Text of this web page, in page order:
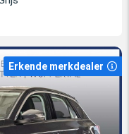
Erkende merkdealer